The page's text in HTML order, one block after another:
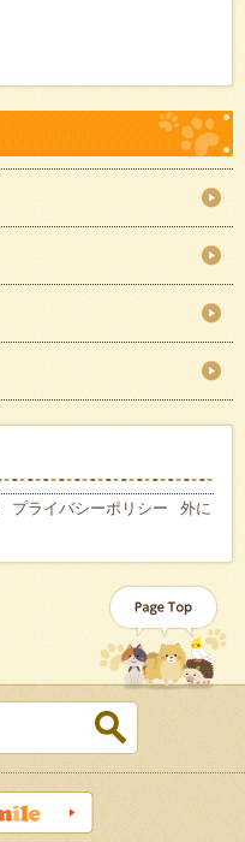
プライバシーポリシー
外に